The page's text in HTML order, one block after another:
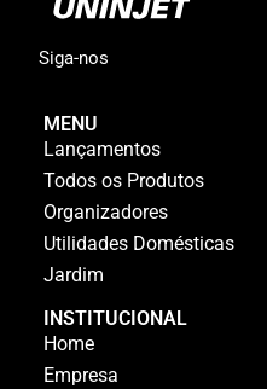
Siga-nos
MENU
Lançamentos
Todos os Produtos
Organizadores
Utilidades Domésticas
Jardim
INSTITUCIONAL
Home
Empresa